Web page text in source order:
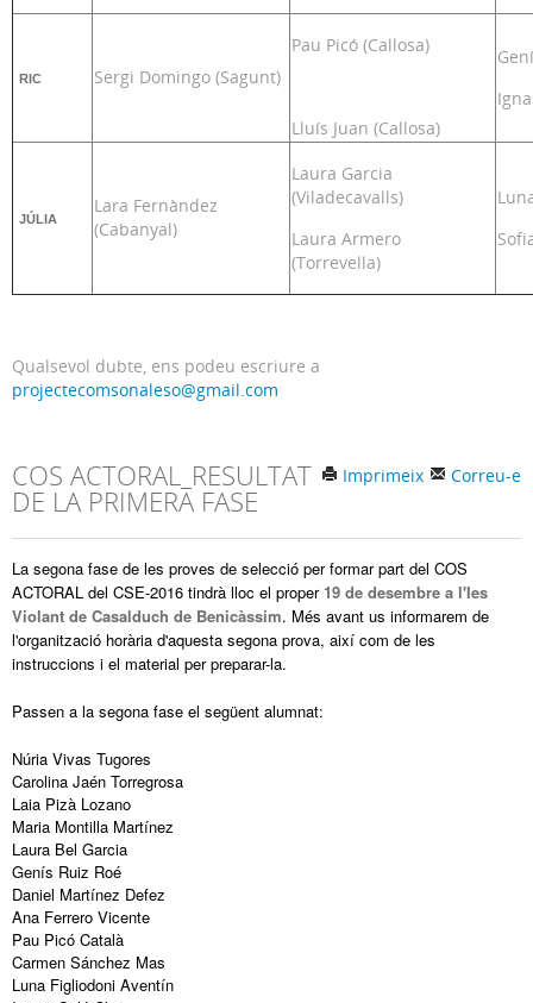
RIC Sergi Domingo (Sagunt)
Pau Picó (Callosa)
Lluís Juan (Callosa)
JÚLIA
Lara Fernàndez
(Cabanyal)
Laura Garcia
(Viladecavalls)
Laura Armero
(Torrevella)
Qualsevol dubte, ens podeu escriure a
projectecomsonaleso@gmail.com
Correu-e
Imprimeix
COS ACTORAL_RESULTAT
DE LA PRIMERA FASE
La segona fase de les proves de selecció per formar part del COS
ACTORAL del CSE-2016 tindrà lloc el proper 19 de desembre a l'Ies
Violant de Casalduch de Benicàssim. Més avant us informarem de
l'organització horària d'aquesta segona prova, així com de les
instruccions i el material per preparar-la.
Passen a la segona fase el següent alumnat:
Núria Vivas Tugores
Carolina Jaén Torregrosa
Laia Pizà Lozano
Maria Montilla Martínez
Laura Bel Garcia
Genís Ruiz Roé
Daniel Martínez Defez
Ana Ferrero Vicente
Pau Picó Català
Carmen Sánchez Mas
Luna Figliodoni Aventín